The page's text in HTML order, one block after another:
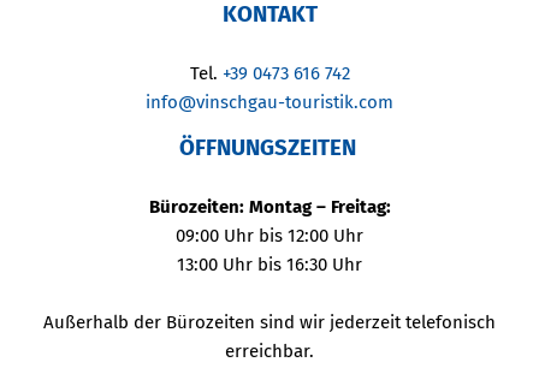
KONTAKT
Tel. +39 0473 616 742
info@vinschgau-touristik.com
ÖFFNUNGSZEITEN
Bürozeiten: Montag – Freitag:
09:00 Uhr bis 12:00 Uhr
13:00 Uhr bis 16:30 Uhr
Außerhalb der Bürozeiten sind wir jederzeit telefonisch
erreichbar.